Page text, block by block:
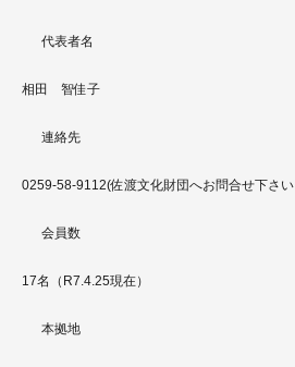
代表者名
相田 智佳子
連絡先
0259-58-9112(佐渡文化財団へお問合せ下さい
会員数
17名（R7.4.25現在）
本拠地